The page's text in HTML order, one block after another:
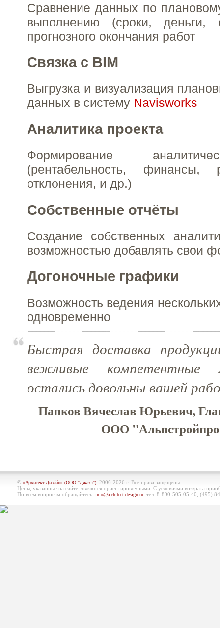
Сравнение данных по
выполнению (сроки, деньги,
прогнозного окончания работ
Связка с BIM
Выгрузка и визуализация
данных в систему Navisworks
Аналитика проекта
Формирование
(рентабельность, финансы,
отклонения, и др.)
Собственные отчёты
Создание собственных
возможностью добавлять свои
Догоночные графики
Возможность ведения
одновременно
Быстрая доставка
вежливые
остались довольны вашей
Папков Вячеслав Юрьевич,
ООО
© «Архитект Дизайн» (ООО "Джазл") , 2006-2026 г. Все права защищены.
Цены, указанные на сайте, являются ориентировочными. С условиями возврата
По всем вопросам обращайтесь: info@architect-design.ru , тел. 8-800-505-05-40, (495)